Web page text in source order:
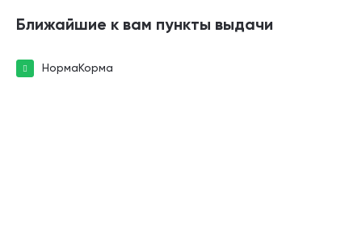
Ближайшие к вам пункты выдачи
НормаКорма